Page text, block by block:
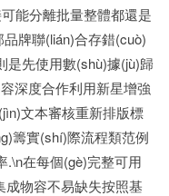
能分離批量整體都還是
牌聯(lián)合存錯(cuò)
是先使用數(shù)據(jù)歸
深度合作利用新星增強
文本審核重新排版標
籌實(shí)際流程類范例
.\n在每個(gè)完整可用
成物容不易缺失按照基